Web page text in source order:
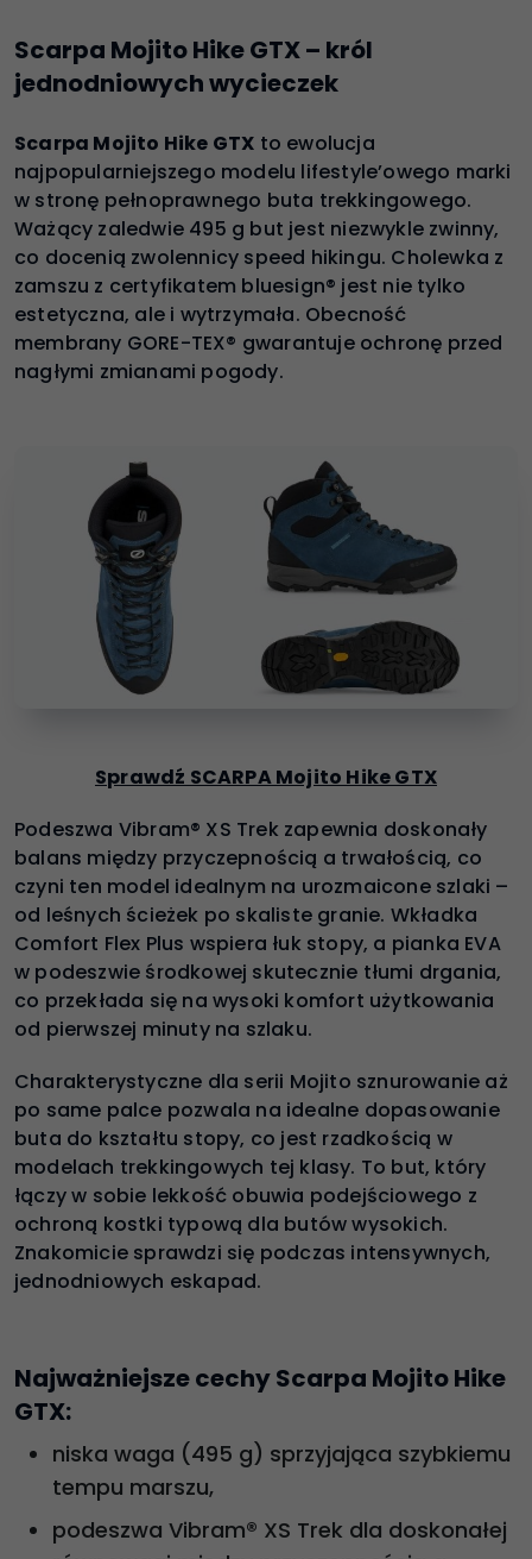
Scarpa Mojito Hike GTX – król
jednodniowych wycieczek
Scarpa Mojito Hike GTX to ewolucja
najpopularniejszego modelu lifestyle’owego marki
w stronę pełnoprawnego buta trekkingowego.
Ważący zaledwie 495 g but jest niezwykle zwinny,
co docenią zwolennicy speed hikingu. Cholewka z
zamszu z certyfikatem bluesign® jest nie tylko
estetyczna, ale i wytrzymała. Obecność
membrany GORE-TEX® gwarantuje ochronę przed
nagłymi zmianami pogody.
Sprawdź SCARPA Mojito Hike GTX
Podeszwa Vibram® XS Trek zapewnia doskonały
balans między przyczepnością a trwałością, co
czyni ten model idealnym na urozmaicone szlaki –
od leśnych ścieżek po skaliste granie. Wkładka
Comfort Flex Plus wspiera łuk stopy, a pianka EVA
w podeszwie środkowej skutecznie tłumi drgania,
co przekłada się na wysoki komfort użytkowania
od pierwszej minuty na szlaku.
Charakterystyczne dla serii Mojito sznurowanie aż
po same palce pozwala na idealne dopasowanie
buta do kształtu stopy, co jest rzadkością w
modelach trekkingowych tej klasy. To but, który
łączy w sobie lekkość obuwia podejściowego z
ochroną kostki typową dla butów wysokich.
Znakomicie sprawdzi się podczas intensywnych,
jednodniowych eskapad.
Najważniejsze cechy Scarpa Mojito Hike
GTX:
niska waga (495 g) sprzyjająca szybkiemu
tempu marszu,
podeszwa Vibram® XS Trek dla doskonałej